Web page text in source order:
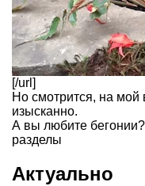
[/url]
Но смотрится, на мой
изысканно.
А вы любите
разделы
Актуально